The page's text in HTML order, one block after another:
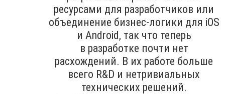
ресурсами для разработчиков или
объединение бизнес-логики для iOS
и Android, так что теперь
в разработке почти нет
расхождений. В их работе больше
всего R&D и нетривиальных
технических решений.